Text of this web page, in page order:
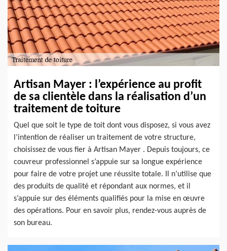
Artisan Mayer : l’expérience au profit
de sa clientèle dans la réalisation d’un
traitement de toiture
Quel que soit le type de toit dont vous disposez, si vous avez
l’intention de réaliser un traitement de votre structure,
choisissez de vous fier à Artisan Mayer . Depuis toujours, ce
couvreur professionnel s’appuie sur sa longue expérience
pour faire de votre projet une réussite totale. Il n’utilise que
des produits de qualité et répondant aux normes, et il
s’appuie sur des éléments qualifiés pour la mise en œuvre
des opérations. Pour en savoir plus, rendez-vous auprès de
son bureau.